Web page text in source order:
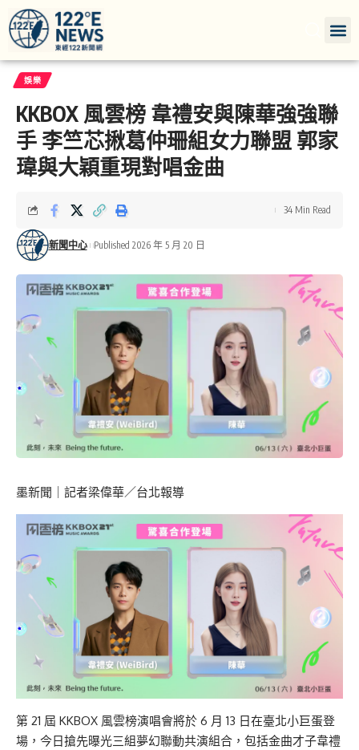
娛樂
KKBOX 風雲榜 韋禮安與陳華強強聯
手 李竺芯揪葛仲珊組女力聯盟 郭家
瑋與大穎重現對唱金曲
新聞中心 Published 2026 年 5 月 20 日
34 Min Read
墨新聞 ｜記者梁偉華／台北報導
第 21 屆 KKBOX 風雲榜演唱會將於 6 月 13 日在臺北小巨蛋登
場，今日搶先曝光三組夢幻聯動共演組合，包括金曲才子韋禮